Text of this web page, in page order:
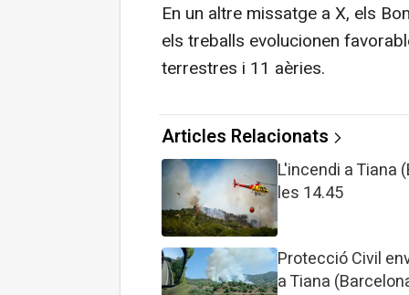
En un altre missatge a X, els
els treballs evolucionen
terrestres i 11 aèries.
Articles Relacionats
L'incendi a Tiana
les 14.45
Protecció Civil
a Tiana